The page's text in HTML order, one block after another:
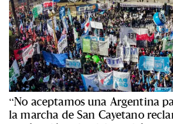
“No aceptamos una Argentina
la marcha de San Cayetano